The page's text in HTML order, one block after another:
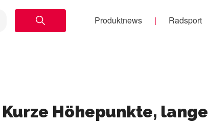
Produktnews Radsport
Höhepunkte, lange